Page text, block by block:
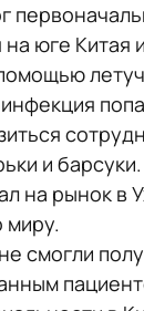
на юге Китая
и
на рынок в
миру.
смогли